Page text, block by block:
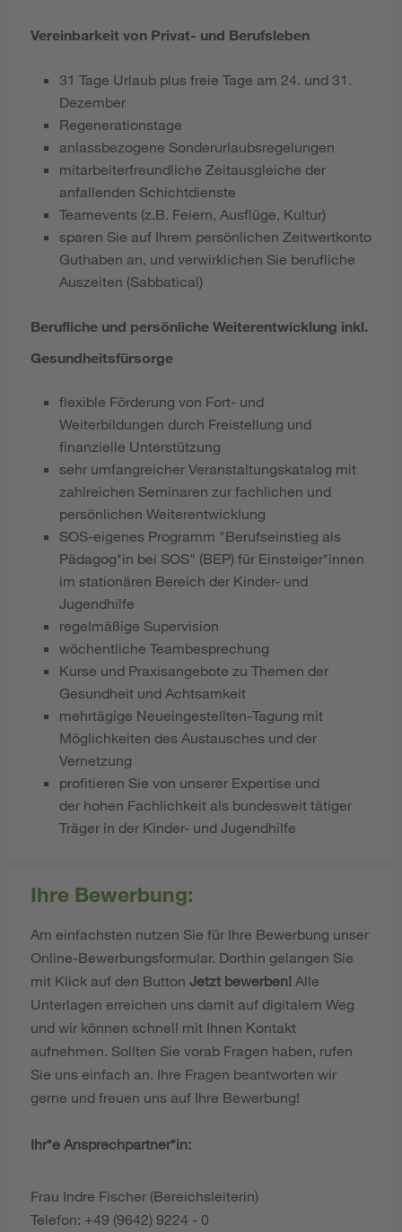
Vereinbarkeit von Privat- und Berufsleben
31 Tage Urlaub plus freie Tage am 24. und 31.
Dezember
Regenerationstage
anlassbezogene Sonderurlaubsregelungen
mitarbeiterfreundliche Zeitausgleiche der
anfallenden Schichtdienste
Teamevents (z.B. Feiern, Ausflüge, Kultur)
sparen Sie auf Ihrem persönlichen Zeitwertkonto
Guthaben an, und verwirklichen Sie berufliche
Auszeiten (Sabbatical)
Berufliche und persönliche Weiterentwicklung inkl.
Gesundheitsfürsorge
flexible Förderung von Fort- und
Weiterbildungen durch Freistellung und
finanzielle Unterstützung
sehr umfangreicher Veranstaltungskatalog mit
zahlreichen Seminaren zur fachlichen und
persönlichen Weiterentwicklung
SOS-eigenes Programm "Berufseinstieg als
Pädagog*in bei SOS" (BEP) für Einsteiger*innen
im stationären Bereich der Kinder- und
Jugendhilfe
regelmäßige Supervision
wöchentliche Teambesprechung
Kurse und Praxisangebote zu Themen der
Gesundheit und Achtsamkeit
mehrtägige Neueingestellten-Tagung mit
Möglichkeiten des Austausches und der
Vernetzung
profitieren Sie von unserer Expertise und
der hohen Fachlichkeit als bundesweit tätiger
Träger in der Kinder- und Jugendhilfe
Ihre Bewerbung:
Am einfachsten nutzen Sie für Ihre Bewerbung unser
Online-Bewerbungsformular. Dorthin gelangen Sie
mit Klick auf den Button Jetzt bewerben! Alle
Unterlagen erreichen uns damit auf digitalem Weg
und wir können schnell mit Ihnen Kontakt
aufnehmen. Sollten Sie vorab Fragen haben, rufen
Sie uns einfach an. Ihre Fragen beantworten wir
gerne und freuen uns auf Ihre Bewerbung!
Ihr*e Ansprechpartner*in:
Frau Indre Fischer (Bereichsleiterin)
Telefon: +49 (9642) 9224 - 0